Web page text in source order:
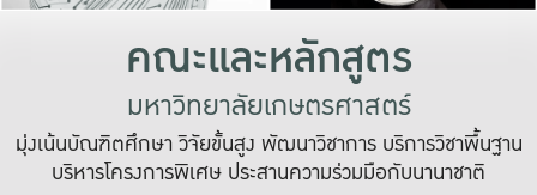
คณะและหลักสูตร
มหาวิทยาลัยเกษตรศาสตร์
มุ่งเน้นบัณฑิตศึกษา วิจัยขั้นสูง พัฒนาวิชาการ บริการวิชาพื้นฐาน
บริหารโครงการพิเศษ ประสานความร่วมมือกับนานาชาติ